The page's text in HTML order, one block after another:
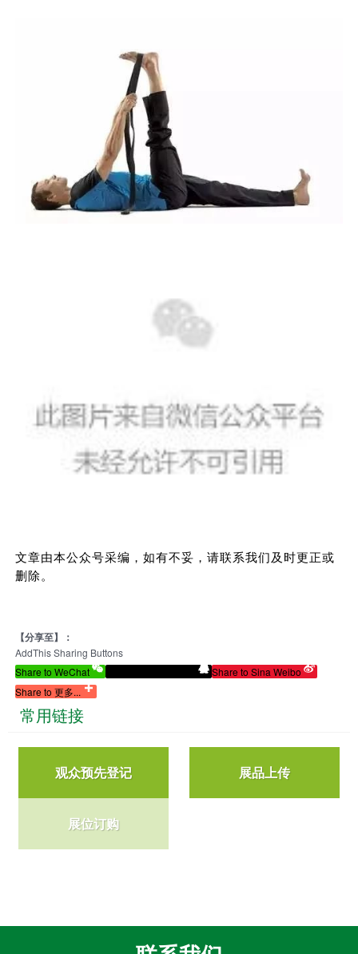
文章由本公众号采编，如有不妥，请联系我们及时更正或
删除。
【分享至】：
AddThis Sharing Buttons
Share to WeChat
Share to Sina Weibo
Share to 更多...
常用链接
观众预先登记 展品上传
展位订购